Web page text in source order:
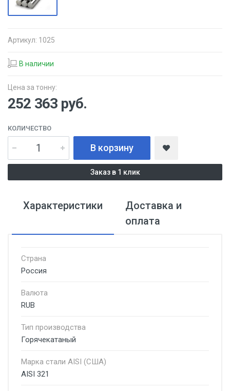
Артикул: 1025
В наличии
Цена за тонну:
252 363 руб.
КОЛИЧЕСТВО
В корзину
Заказ в 1 клик
Характеристики
Доставка и
оплата
Страна
Россия
Валюта
RUB
Тип производства
Горячекатаный
Марка стали AISI (США)
AISI 321